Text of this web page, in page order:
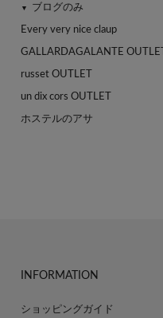
▼ ブログのみ
Every very nice claup
GALLARDAGALANTE OUTLET
russet OUTLET
un dix cors OUTLET
ホステルのアサ
INFORMATION
ショッピングガイド